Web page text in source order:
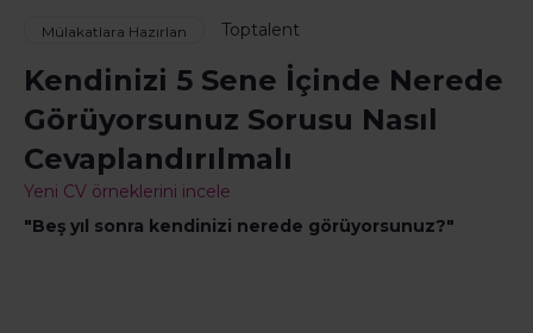
Mülakatlara Hazırlan Toptalent
Kendinizi 5 Sene İçinde Nerede
Görüyorsunuz Sorusu Nasıl
Cevaplandırılmalı
Yeni CV örneklerini incele
"Beş yıl sonra kendinizi nerede görüyorsunuz?"